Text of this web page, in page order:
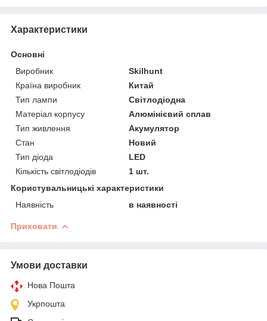
Характеристики
Основні
Виробник
Skilhunt
Країна виробник
Китай
Тип лампи
Світлодіодна
Матеріал корпусу
Алюмінієвий сплав
Тип живлення
Акумулятор
Стан
Новий
Тип діода
LED
Кількість світлодіодів
1 шт.
Користувальницькі характеристики
Наявність
в наявності
Приховати
Умови доставки
Нова Пошта
Укрпошта